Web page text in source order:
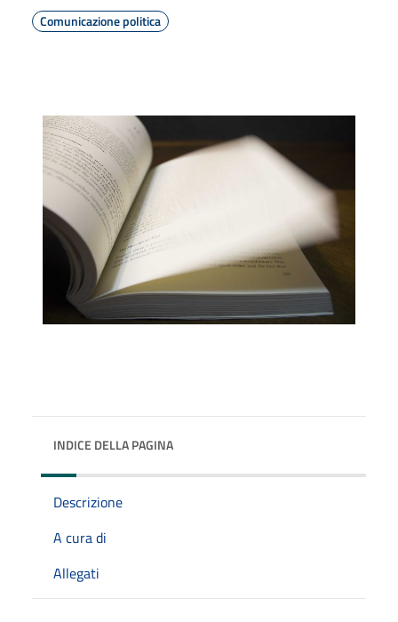
Comunicazione politica
INDICE DELLA PAGINA
Descrizione
A cura di
Allegati